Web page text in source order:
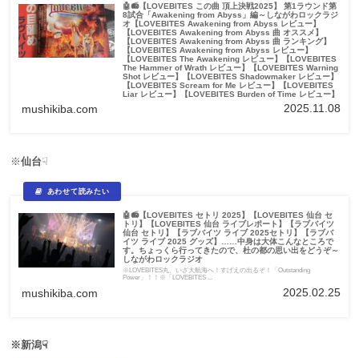
🤖📻【LOVEBITES この曲 頂上決戦2025】 第1ラウンド第
8試合「Awakening from Abyss」編～しながわロックラジ
オ【LOVEBITES Awakening from Abyss レビュー】
【LOVEBITES Awakening from Abyss 曲 オススメ】
【LOVEBITES Awakening from Abyss 曲 ランキング】
【LOVEBITES Awakening from Abyss レビュー】
【LOVEBITES The Awakening レビュー】【LOVEBITES
The Hammer of Wrath レビュー】【LOVEBITES Warning
Shot レビュー】【LOVEBITES Shadowmaker レビュー】
【LOVEBITES Scream for Me レビュー】【LOVEBITES
Liar レビュー】【LOVEBITES Burden of Time レビュー】
【LOVEBITES The Apocalypse レビュー】【LOVEBITES
Inspire レビュー】【LOVEBITES Don't Bite the Dust レビ
mushikiba.com 2025.11.08
※仙台☟
🤖📻【LOVEBITES セトリ 2025】【LOVEBITES 仙台 セ
トリ】【LOVEBITES 仙台 ライブレポート】【ラブバイツ
仙台 セトリ】【ラブバイツ ライブ 2025セトリ】【ラブバ
イツ ライブ 2025 グッズ】……中身は大体こんなところで
す。ちょっくら行ってきたので、杜の都の思い出をどうぞ～
しながわロックラジオ
※LOVEBITES丸、いざ大航海へ！すげえの出るぞ！「Outstanding
Power」！！※「LOVEBITES ...
mushikiba.com 2025.02.25
※新潟☟